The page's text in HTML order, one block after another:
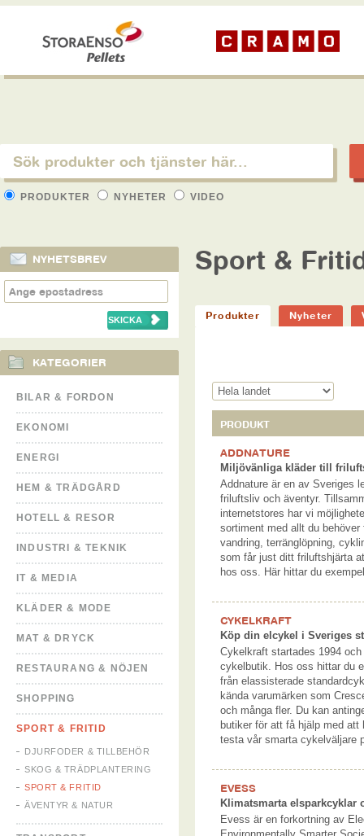
PRODUKTER NYHETER VIDEO
NYHETSBREV
KATEGORIER
BILAR & FORDON
EKONOMI
ENERGI
HEM & TRÄDGÅRD
HOTELL & RESOR
INDUSTRI & TEKNIK
IT & MEDIA
KLÄDER & MODE
MAT & DRYCK
RESTAURANG & NÖJEN
SHOPPING
SPORT & FRITID
DJURFODER & TILLBEHÖR
SKOG & TRÄDPLANTERING
SPORT & FRITID
ÄVENTYR & NATUR
Sport &
Produkter Nyheter
PRODUKT
ADDNATURE
Miljövänliga kläder till
Addnature är en av Sveriges
friluftsliv och äventyr.
internetstores har vi
sortiment med allt du
vandring, terränglöpning,
som får just ditt friluftshjärta
hos oss. Här hittar du
CYKELKRAFT
Köp din elcykel i Sveriges
Cykelkraft startades 1994
cykelbutik. Hos oss hittar du
från elassisterade
kända varumärken som
och många fler. Du kan
butiker för att få hjälp med
testa vår smarta cykelväljare
EVESS
Klimatsmarta elsparkcyklar
Evess är en forkortning av